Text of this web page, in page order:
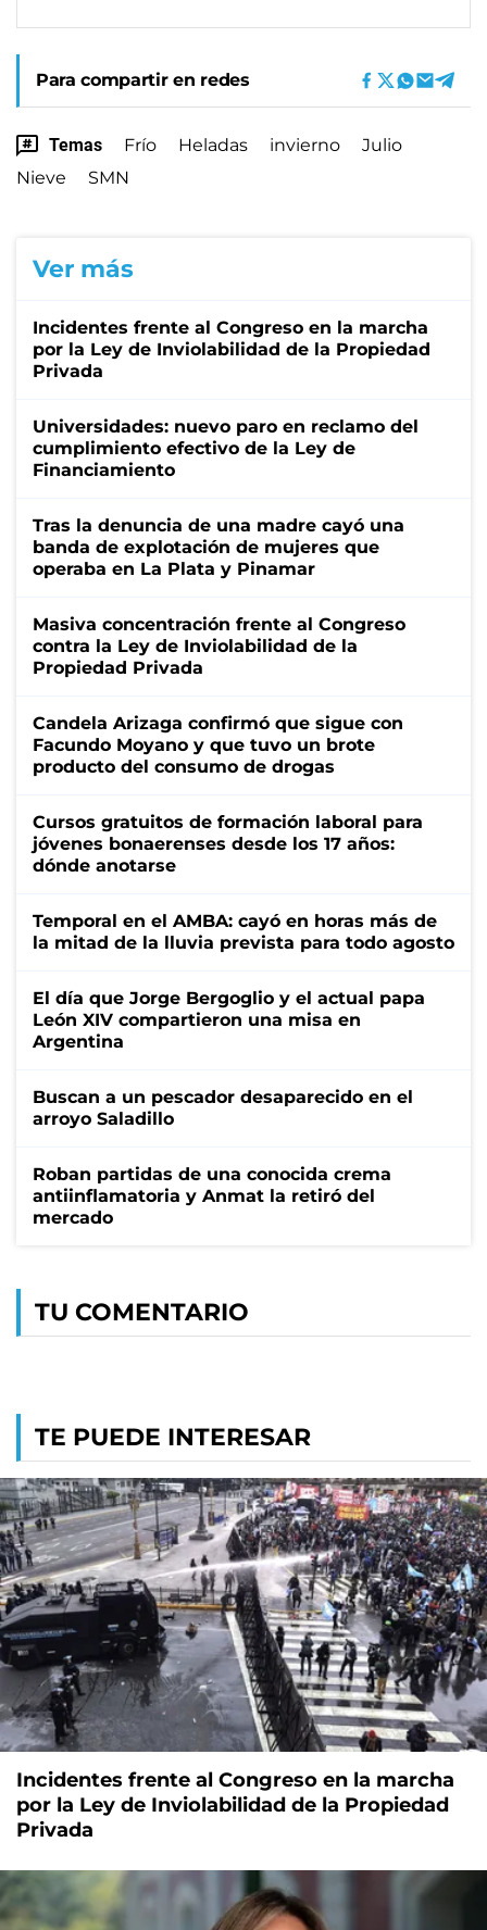
Para compartir en redes
Temas Frío Heladas invierno
Julio
Nieve
SMN
Ver más
Incidentes frente al Congreso en la marcha
por la Ley de Inviolabilidad de la Propiedad
Privada
Universidades: nuevo paro en reclamo del
cumplimiento efectivo de la Ley de
Financiamiento
Tras la denuncia de una madre cayó una
banda de explotación de mujeres que
operaba en La Plata y Pinamar
Masiva concentración frente al Congreso
contra la Ley de Inviolabilidad de la
Propiedad Privada
Candela Arizaga confirmó que sigue con
Facundo Moyano y que tuvo un brote
producto del consumo de drogas
Cursos gratuitos de formación laboral para
jóvenes bonaerenses desde los 17 años:
dónde anotarse
Temporal en el AMBA: cayó en horas más de
la mitad de la lluvia prevista para todo agosto
El día que Jorge Bergoglio y el actual papa
León XIV compartieron una misa en
Argentina
Buscan a un pescador desaparecido en el
arroyo Saladillo
Roban partidas de una conocida crema
antiinflamatoria y Anmat la retiró del
mercado
TU COMENTARIO
TE PUEDE INTERESAR
Incidentes frente al Congreso en la marcha
por la Ley de Inviolabilidad de la Propiedad
Privada